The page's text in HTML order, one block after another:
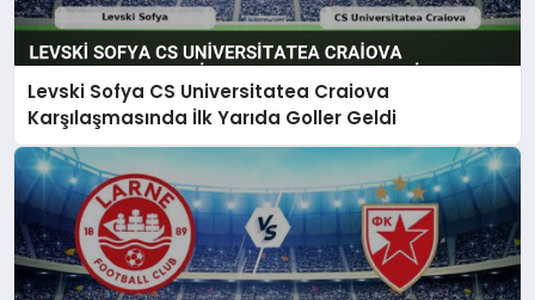
Levski Sofya CS Universitatea Craiova
Karşılaşmasında İlk Yarıda Goller Geldi